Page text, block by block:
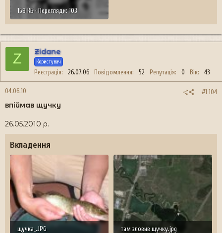
159 КБ · Перегляди: 103
Z Zidane
Користувач
Реєстрація 26.07.06 Повідомлення 52 Репутація 0 Вік 43
04.06.10 #1 104
впіймав щучку
26.05.2010 р.
Вкладення
щучка_.JPG там зловив щучку.jpg